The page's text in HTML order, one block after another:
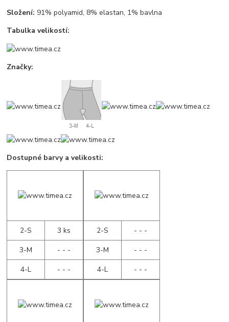
Složení: 91% polyamid, 8% elastan, 1% bavlna
Tabulka velikostí:
Značky:
Dostupné barvy a velikosti:
2-S
3 ks
3-M
- - -
4-L
- - -
2-S
- - -
3-M
- - -
4-L
- - -